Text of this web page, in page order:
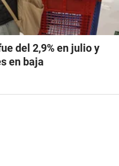
del 2,9% en julio y
en baja